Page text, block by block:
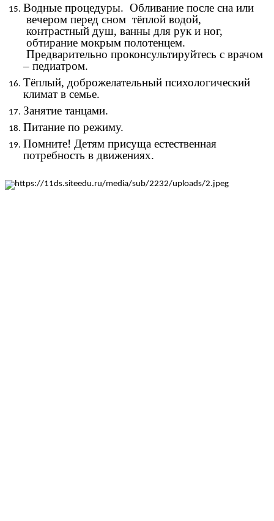
Водные процедуры. Обливание после сна или
вечером перед сном тёплой водой,
контрастный душ, ванны для рук и ног,
обтирание мокрым полотенцем.
Предварительно проконсультируйтесь с врачом
– педиатром.
Тёплый, доброжелательный психологический
климат в семье.
Занятие танцами.
Питание по режиму.
Помните! Детям присуща естественная
потребность в движениях.